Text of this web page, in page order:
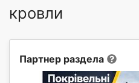
кровли
Партнер раздела